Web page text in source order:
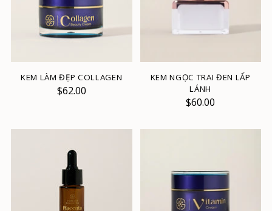
KEM LÀM ĐẸP COLLAGEN
$62.00
KEM NGỌC TRAI ĐEN LẤP
LÁNH
$60.00